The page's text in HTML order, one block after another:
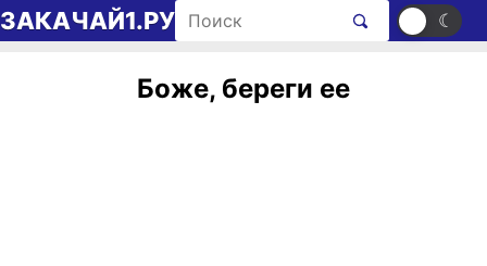
Перейти к содержимому
ЗАКАЧАЙ1.РУ Поиск рингтонов ☀ ☾
Боже, береги ее